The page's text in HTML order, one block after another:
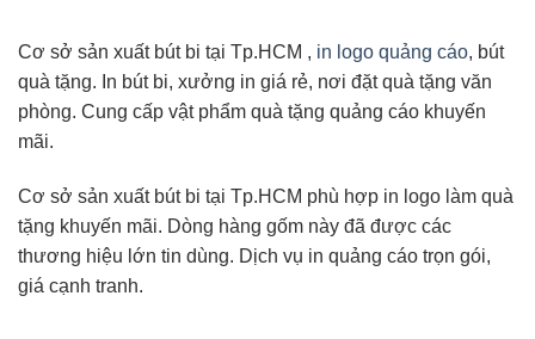
Cơ sở sản xuất bút bi tại Tp.HCM , in logo quảng cáo, bút
quà tặng. In bút bi, xưởng in giá rẻ, nơi đặt quà tặng văn
phòng. Cung cấp vật phẩm quà tặng quảng cáo khuyến
mãi.
Cơ sở sản xuất bút bi tại Tp.HCM phù hợp in logo làm quà
tặng khuyến mãi. Dòng hàng gốm này đã được các
thương hiệu lớn tin dùng. Dịch vụ in quảng cáo trọn gói,
giá cạnh tranh.